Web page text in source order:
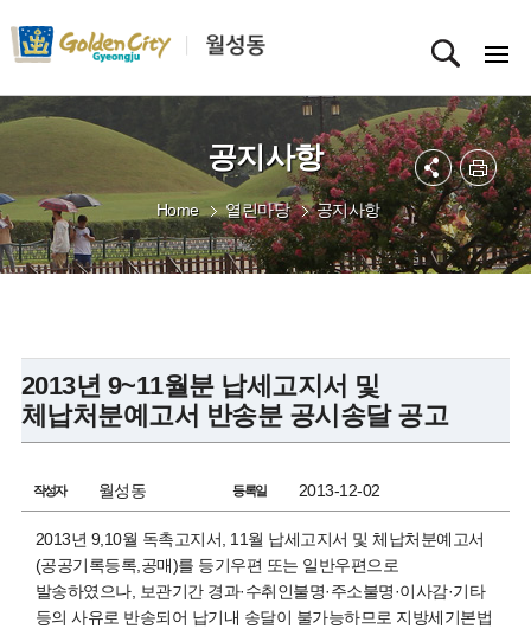
공지사항
Home 열린마당 공지사항
2013년 9~11월분 납세고지서 및
체납처분예고서 반송분 공시송달 공고
작성자 월성동 등록일 2013-12-02
2013년 9,10월 독촉고지서, 11월 납세고지서 및 체납처분예고서
(공공기록등록,공매)를 등기우편 또는 일반우편으로
발송하였으나, 보관기간 경과·수취인불명·주소불명·이사감·기타
등의 사유로 반송되어 납기내 송달이 불가능하므로 지방세기본법